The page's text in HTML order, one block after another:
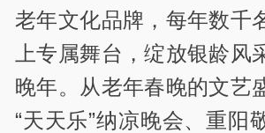
老年文化品牌，每年数千
上专属舞台，绽放银龄风
晚年。从老年春晚的文艺
“天天乐”纳凉晚会、重阳